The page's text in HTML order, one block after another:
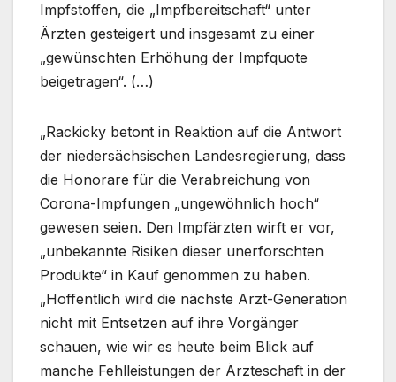
Impfstoffen, die „Impfbereitschaft“ unter
Ärzten gesteigert und insgesamt zu einer
„gewünschten Erhöhung der Impfquote
beigetragen“. (…)
„Rackicky betont in Reaktion auf die Antwort
der niedersächsischen Landesregierung, dass
die Honorare für die Verabreichung von
Corona-Impfungen „ungewöhnlich hoch“
gewesen seien. Den Impfärzten wirft er vor,
„unbekannte Risiken dieser unerforschten
Produkte“ in Kauf genommen zu haben.
„Hoffentlich wird die nächste Arzt-Generation
nicht mit Entsetzen auf ihre Vorgänger
schauen, wie wir es heute beim Blick auf
manche Fehlleistungen der Ärzteschaft in der